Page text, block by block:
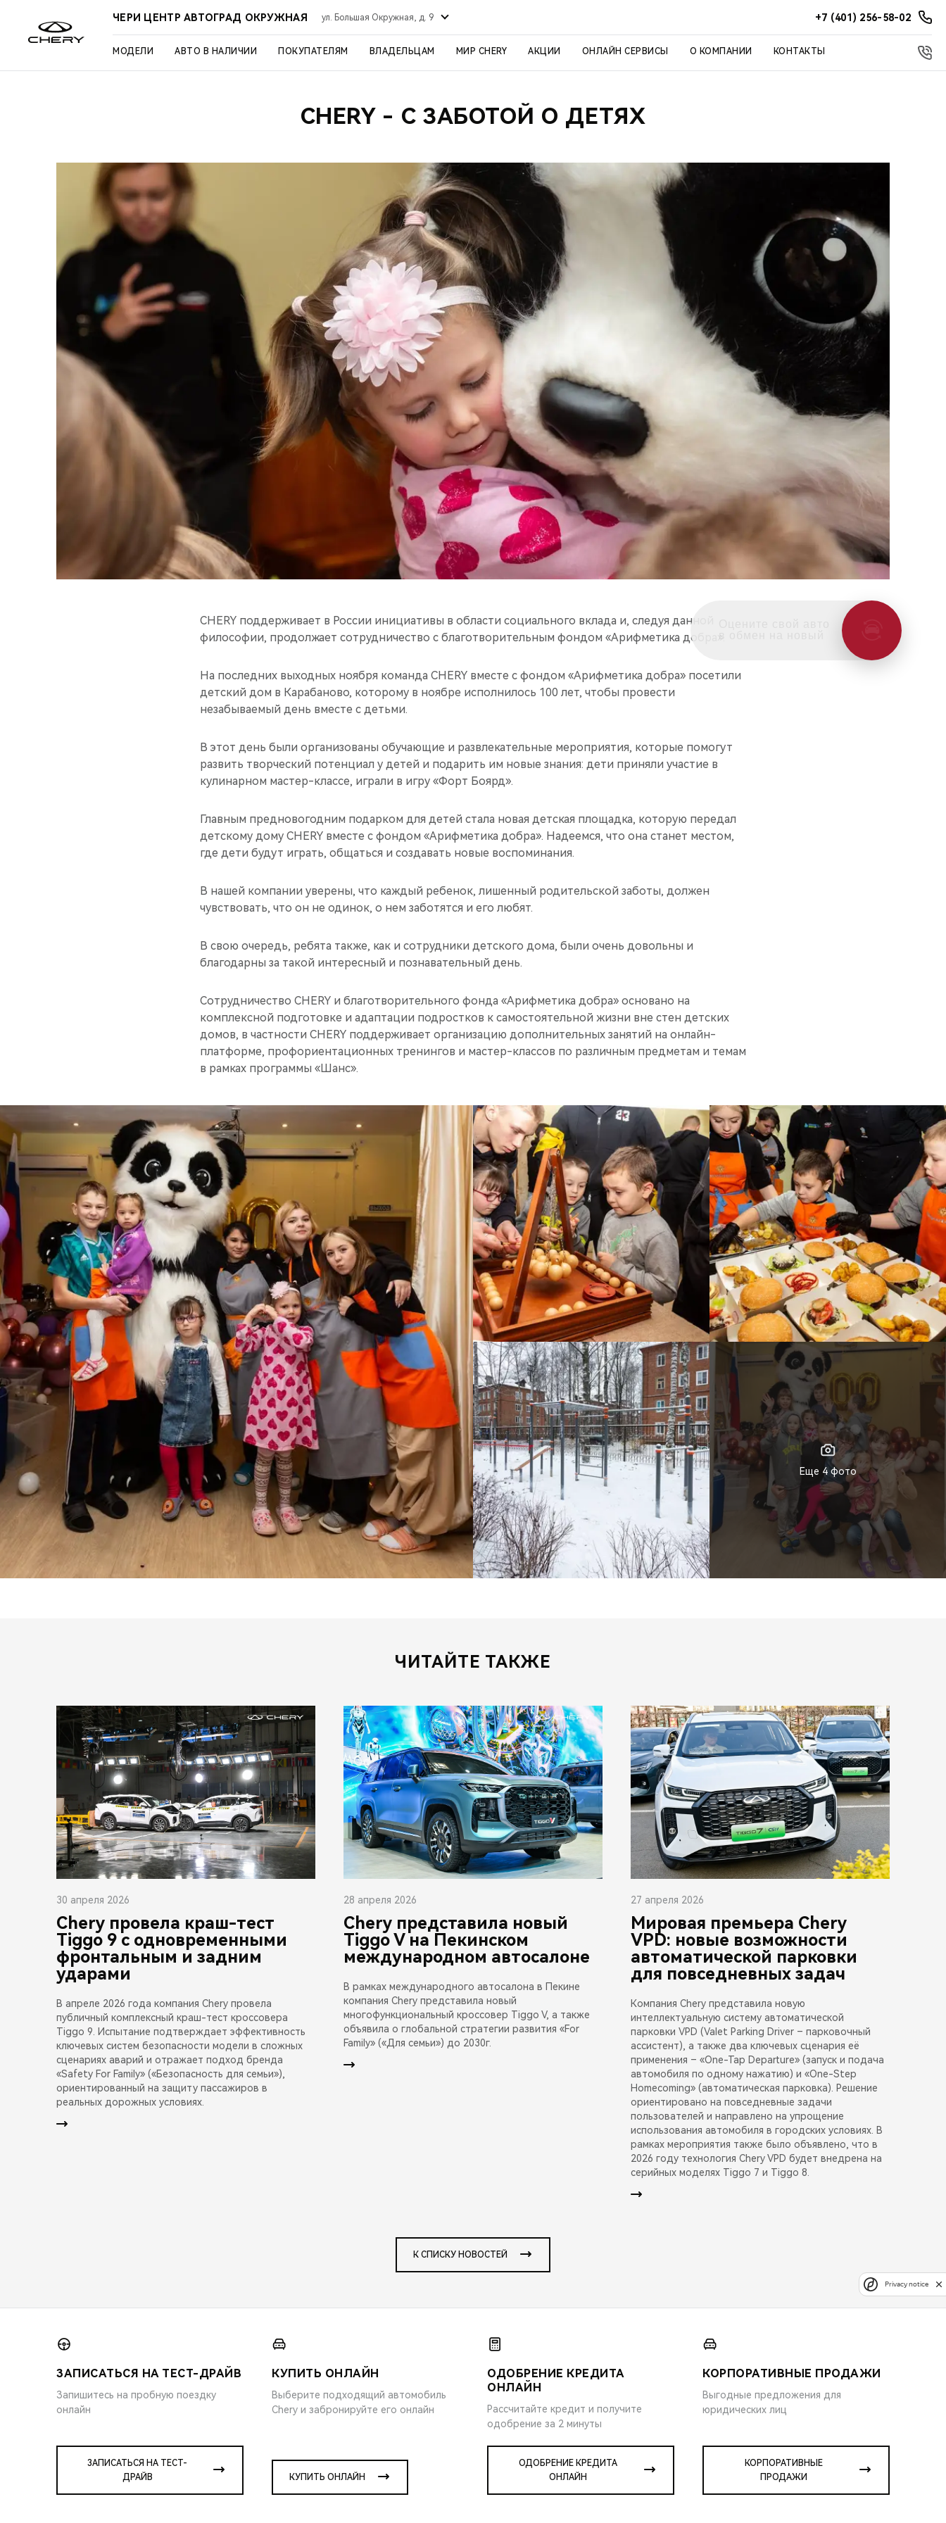
ЧЕРИ ЦЕНТР АВТОГРАД ОКРУЖНАЯ ул. Большая Окружная, д. 9 +7 (401) 256-58-02
МОДЕЛИ АВТО В НАЛИЧИИ ПОКУПАТЕЛЯМ ВЛАДЕЛЬЦАМ МИР CHERY АКЦИИ ОНЛАЙН СЕРВИСЫ О КОМПАНИИ КОНТАКТЫ
CHERY - С ЗАБОТОЙ О ДЕТЯХ
CHERY поддерживает в России инициативы в области социального вклада и, следуя данной
философии, продолжает сотрудничество с благотворительным фондом «Арифметика добра».
На последних выходных ноября команда CHERY вместе с фондом «Арифметика добра» посетили
детский дом в Карабаново, которому в ноябре исполнилось 100 лет, чтобы провести
незабываемый день вместе с детьми.
В этот день были организованы обучающие и развлекательные мероприятия, которые помогут
развить творческий потенциал у детей и подарить им новые знания: дети приняли участие в
кулинарном мастер-классе, играли в игру «Форт Боярд».
Главным предновогодним подарком для детей стала новая детская площадка, которую передал
детскому дому CHERY вместе с фондом «Арифметика добра». Надеемся, что она станет местом,
где дети будут играть, общаться и создавать новые воспоминания.
В нашей компании уверены, что каждый ребенок, лишенный родительской заботы, должен
чувствовать, что он не одинок, о нем заботятся и его любят.
В свою очередь, ребята также, как и сотрудники детского дома, были очень довольны и
благодарны за такой интересный и познавательный день.
Сотрудничество CHERY и благотворительного фонда «Арифметика добра» основано на
комплексной подготовке и адаптации подростков к самостоятельной жизни вне стен детских
домов, в частности CHERY поддерживает организацию дополнительных занятий на онлайн-
платформе, профориентационных тренингов и мастер-классов по различным предметам и темам
в рамках программы «Шанс».
Еще 4 фото
ЧИТАЙТЕ ТАКЖЕ
30 апреля 2026
Chery провела краш-тест
Tiggo 9 с одновременными
фронтальным и задним
ударами
В апреле 2026 года компания Chery провела
публичный комплексный краш-тест кроссовера
Tiggo 9. Испытание подтверждает эффективность
ключевых систем безопасности модели в сложных
сценариях аварий и отражает подход бренда
«Safety For Family» («Безопасность для семьи»),
ориентированный на защиту пассажиров в
реальных дорожных условиях.
28 апреля 2026
Chery представила новый
Tiggo V на Пекинском
международном автосалоне
В рамках международного автосалона в Пекине
компания Chery представила новый
многофункциональный кроссовер Tiggo V, а также
объявила о глобальной стратегии развития «For
Family» («Для семьи») до 2030г.
27 апреля 2026
Мировая премьера Chery
VPD: новые возможности
автоматической парковки
для повседневных задач
Компания Chery представила новую
интеллектуальную систему автоматической
парковки VPD (Valet Parking Driver – парковочный
ассистент), а также два ключевых сценария её
применения – «One-Tap Departure» (запуск и подача
автомобиля по одному нажатию) и «One-Step
Homecoming» (автоматическая парковка). Решение
ориентировано на повседневные задачи
пользователей и направлено на упрощение
использования автомобиля в городских условиях. В
рамках мероприятия также было объявлено, что в
2026 году технология Chery VPD будет внедрена на
серийных моделях Tiggo 7 и Tiggo 8.
К СПИСКУ НОВОСТЕЙ
ЗАПИСАТЬСЯ НА ТЕСТ-ДРАЙВ
Запишитесь на пробную поездку
онлайн
ЗАПИСАТЬСЯ НА ТЕСТ-
ДРАЙВ
КУПИТЬ ОНЛАЙН
Выберите подходящий автомобиль
Chery и забронируйте его онлайн
КУПИТЬ ОНЛАЙН
ОДОБРЕНИЕ КРЕДИТА
ОНЛАЙН
Рассчитайте кредит и получите
одобрение за 2 минуты
ОДОБРЕНИЕ КРЕДИТА
ОНЛАЙН
КОРПОРАТИВНЫЕ ПРОДАЖИ
Выгодные предложения для
юридических лиц
КОРПОРАТИВНЫЕ
ПРОДАЖИ
в обмен на новый
Privacy notice